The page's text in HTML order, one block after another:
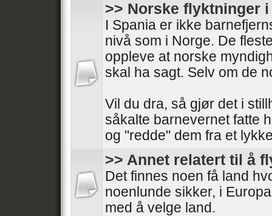
>> Norske flyktninger i
I Spania er ikke
nivå som i Norge. De
oppleve at norske
skal ha sagt. Selv om de
Vil du dra, så gjør det i
såkalte barnevernet fatte
og "redde" dem fra et
>> Annet relatert til å
Det finnes noen få land
noenlunde sikker, i
med å velge land.